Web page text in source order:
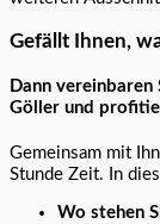
Gefällt Ihnen,
Dann
Göller und
Gemeinsam mit
Stunde Zeit. In
Wo stehen